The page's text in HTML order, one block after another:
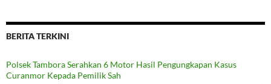
BERITA TERKINI
Polsek Tambora Serahkan 6 Motor Hasil Pengungkapan Kasus
Curanmor Kepada Pemilik Sah